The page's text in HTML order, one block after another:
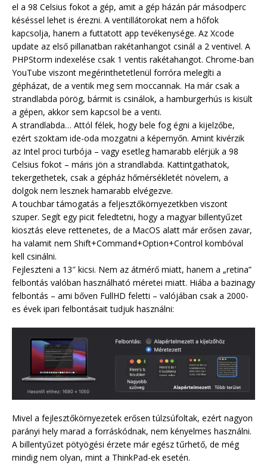
el a 98 Celsius fokot a gép, amit a gép házán pár másodperc
késéssel lehet is érezni. A ventillátorokat nem a hőfok
kapcsolja, hanem a futtatott app tevékenysége. Az Xcode
update az első pillanatban rakétanhangot csinál a 2 ventivel. A
PHPStorm indexelése csak 1 ventis rakétahangot. Chrome-ban
YouTube viszont megérinthetetlenül forróra melegíti a
gépházat, de a ventik meg sem moccannak. Ha már csak a
strandlabda pörög, bármit is csinálok, a hamburgerhús is kisült
a gépen, akkor sem kapcsol be a venti.
A strandlabda… Attól félek, hogy bele fog égni a kijelzőbe,
ezért szoktam ide-oda mozgatni a képernyőn. Amint kivérzik
az Intel proci turbója – vagy esetleg hamarabb elérjük a 98
Celsius fokot – máris jön a strandlabda. Kattintgathatok,
tekergethetek, csak a gépház hőmérsékletét növelem, a
dolgok nem lesznek hamarabb elvégezve.
A touchbar támogatás a feljesztőkörnyezetkben viszont
szuper. Segít egy picit feledtetni, hogy a magyar billentyűzet
kiosztás eleve rettenetes, de a MacOS alatt már erősen zavar,
ha valamit nem Shift+Command+Option+Control kombóval
kell csinálni.
Fejleszteni a 13″ kicsi. Nem az átmérő miatt, hanem a „retina”
felbontás valóban használható méretei miatt. Hiába a bazinagy
felbontás – ami bőven FullHD feletti – valójában csak a 2000-
es évek ipari felbontásait tudjuk használni:
Mivel a fejlesztőkörnyezetek erősen túlzsúfoltak, ezért nagyon
parányi hely marad a forráskódnak, nem kényelmes használni.
A billentyűzet pötyögési érzete már egész tűrhető, de még
mindig nem olyan, mint a ThinkPad-ek esetén.